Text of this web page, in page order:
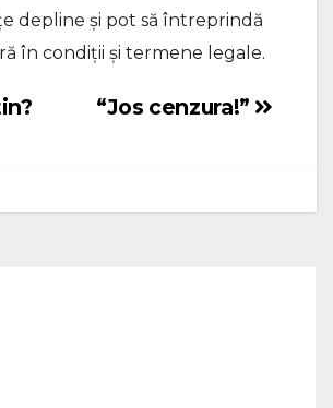
depline și pot să întreprindă
în condiții și termene legale.
“Jos cenzura!”